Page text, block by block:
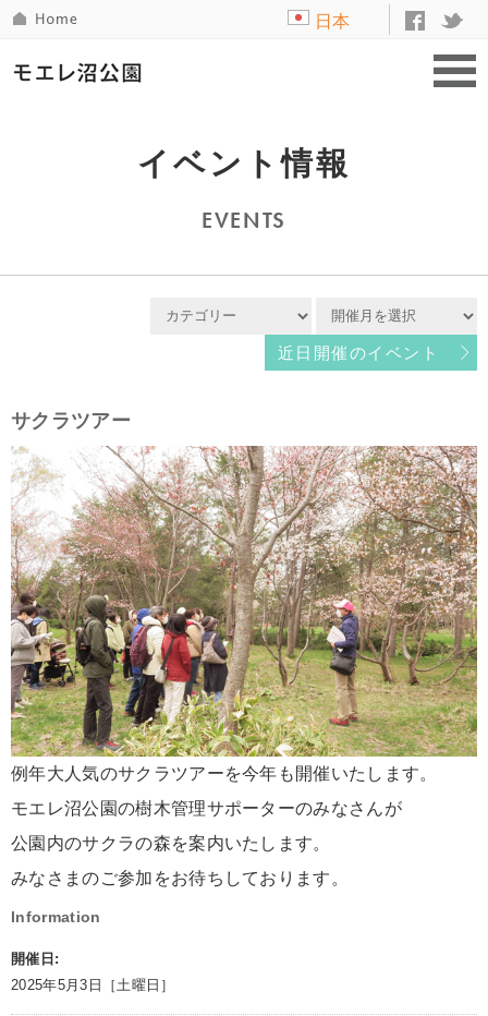
日本
イベント情報
EVENTS
近日開催のイベント
サクラツアー
例年大人気のサクラツアーを今年も開催いたします。
モエレ沼公園の樹木管理サポーターのみなさんが
公園内のサクラの森を案内いたします。
みなさまのご参加をお待ちしております。
Information
開催日:
2025年5月3日［土曜日］